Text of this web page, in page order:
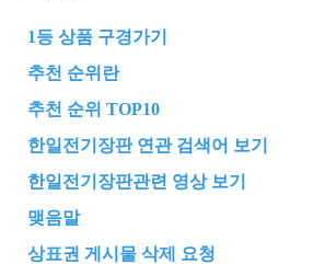
1등 상품 구경가기
추천 순위란
추천 순위 TOP10
한일전기장판 연관 검색어 보기
한일전기장판관련 영상 보기
맺음말
상표권 게시물 삭제 요청